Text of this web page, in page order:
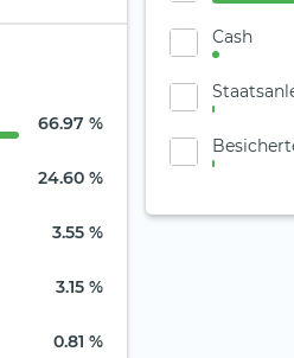
66.97 %
24.60 %
3.55 %
3.15 %
0.81 %
Cash